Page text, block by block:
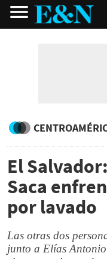
El
Saca
por lavado
Las otras dos
junto a Elías